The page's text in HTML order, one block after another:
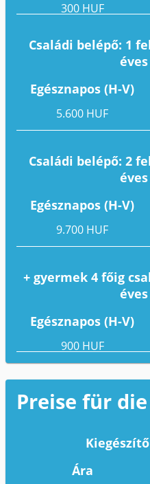
300 HUF
Családi belépő: 1
Egésznapos (H-V)
5.600 HUF
Családi belépő: 2
Egésznapos (H-V)
9.700 HUF
+ gyermek 4 főig
Egésznapos (H-V)
900 HUF
Preise für
Ára